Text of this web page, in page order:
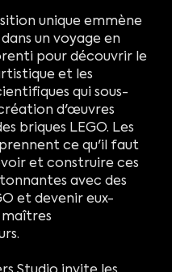
unique emmène
un voyage en
pour découvrir le
et les
qui sous-
d'œuvres
briques LEGO. Les
ce qu'il faut
et construire ces
avec des
et devenir eux-
maîtres